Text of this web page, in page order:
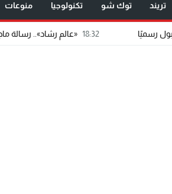
تريند توك شو تكنولوجيا منوعات
18:32 «عالم رشاد».. رسالة ماجستير تتحول إلى